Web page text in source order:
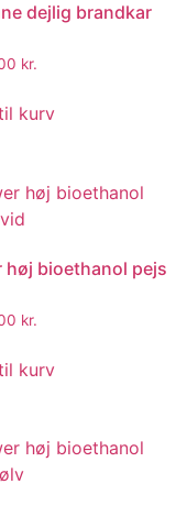
dejlig brandkar
kr.
kurv
høj bioethanol pejs
kr.
kurv